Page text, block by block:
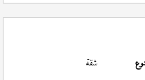
شقة